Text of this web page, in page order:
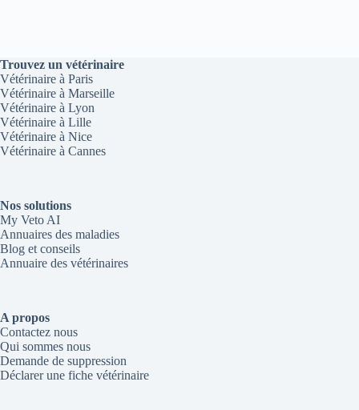
Trouvez un vétérinaire
Vétérinaire à Paris
Vétérinaire à Marseille
Vétérinaire à Lyon
Vétérinaire à Lille
Vétérinaire à Nice
Vétérinaire à Cannes
Nos solutions
My Veto AI
Annuaires des maladies
Blog et conseils
Annuaire des vétérinaires
A propos
Contactez nous
Qui sommes nous
Demande de suppression
Déclarer une fiche vétérinaire